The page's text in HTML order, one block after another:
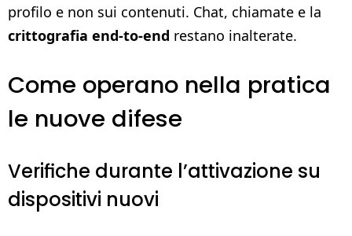
profilo e non sui contenuti. Chat, chiamate e la
crittografia end-to-end restano inalterate.
Come operano nella pratica
le nuove difese
Verifiche durante l’attivazione su
dispositivi nuovi